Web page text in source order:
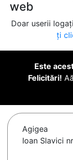
web
Doar userii
ți
Este
Felicitări!
Agigea
Ioan Slavici